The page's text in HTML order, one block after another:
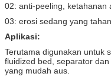
02: anti-peeling, ketahanan
03: erosi sedang yang
Aplikasi:
Terutama digunakan untuk
fluidized bed, separator
yang mudah aus.